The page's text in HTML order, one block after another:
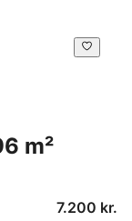
m²
7.200 kr.